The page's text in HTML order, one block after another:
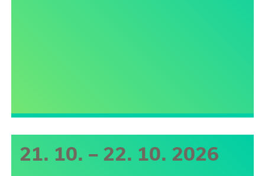
21. 10. – 22. 10. 2026